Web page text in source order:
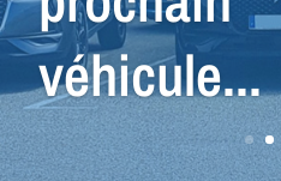
faut !